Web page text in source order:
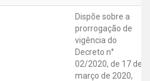
Dispõe sobre a
prorrogação de
vigência do
Decreto n°
02/2020, de 17 de
março de 2020,